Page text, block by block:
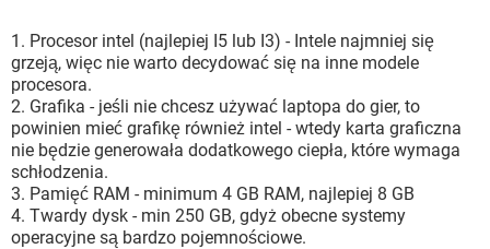
1. Procesor intel (najlepiej I5 lub I3) - Intele najmniej się
grzeją, więc nie warto decydować się na inne modele
procesora.
2. Grafika - jeśli nie chcesz używać laptopa do gier, to
powinien mieć grafikę również intel - wtedy karta graficzna
nie będzie generowała dodatkowego ciepła, które wymaga
schłodzenia.
3. Pamięć RAM - minimum 4 GB RAM, najlepiej 8 GB
4. Twardy dysk - min 250 GB, gdyż obecne systemy
operacyjne są bardzo pojemnościowe.